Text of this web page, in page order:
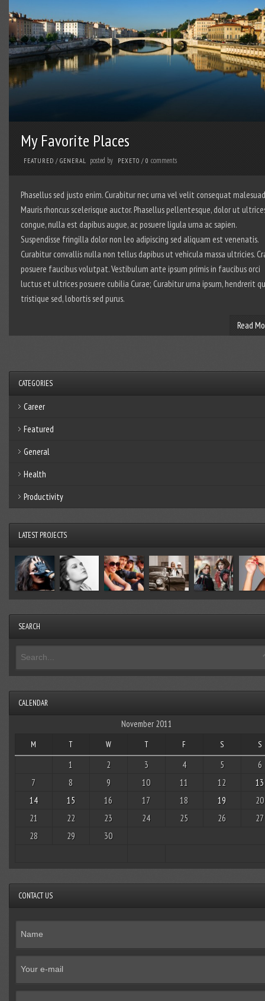
My Favorite Places
FEATURED / GENERAL posted by PEXETO / 0 comments
Phasellus sed justo enim. Curabitur nec urna vel velit consequat
Mauris rhoncus scelerisque auctor. Phasellus pellentesque, dolor ut
congue, nulla est dapibus augue, ac posuere ligula urna ac sapien.
Suspendisse fringilla dolor non leo adipiscing sed aliquam est venenatis.
Curabitur convallis nulla non tellus dapibus ut vehicula massa ultricies.
posuere faucibus volutpat. Vestibulum ante ipsum primis in faucibus orci
luctus et ultrices posuere cubilia Curae; Curabitur urna ipsum, hendrerit
tristique sed, lobortis sed purus.
Read
CATEGORIES
Career
Featured
General
Health
Productivity
LATEST PROJECTS
SEARCH
CALENDAR
November 2011
M T W T F S S
1 2 3 4 5
6
7
8 9 10 11 12
13
14
15 16 17 18 19
20
21
22 23 24 25 26
27
28
29 30
CONTACT US